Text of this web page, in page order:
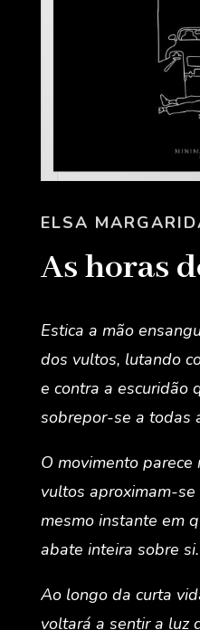
ELSA
As horas
Estica a mão
dos vultos, lutando
e contra a escuridão
sobrepor-se a todas
O movimento
vultos aproximam-
mesmo instante em
abate inteira sobre si.
Ao longo da curta
voltará a sentir a luz